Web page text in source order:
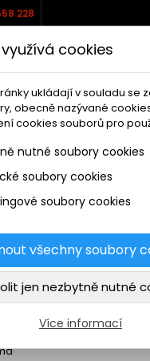
228
 
elektro
aut elektro
motor
cookies
ukládají v souladu se
obecně nazývané
cookies souborů pro
nutné soubory cookies
soubory cookies
soubory cookies
všechny soubory
jen nezbytně nutné
Více informací